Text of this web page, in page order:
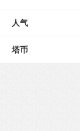
人气
塔币